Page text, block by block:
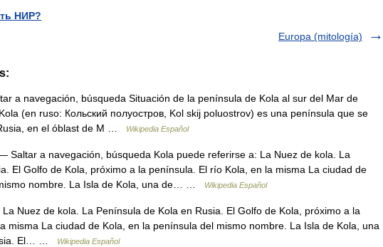
НИР?
Europa (mitología)
a navegación, búsqueda Situación de la península de Kola al sur del Mar de
(en ruso: Кольский полуостров, Kol skij poluostrov) es una península que se
en el óblast de M …
Wikipedia Español
Saltar a navegación, búsqueda Kola puede referirse a: La Nuez de kola. La
El Golfo de Kola, próximo a la península. El río Kola, en la misma La ciudad de
nombre. La Isla de Kola, una de… …
Wikipedia Español
Nuez de kola. La Península de Kola en Rusia. El Golfo de Kola, próximo a la
misma La ciudad de Kola, en la península del mismo nombre. La Isla de Kola, una
El… …
Wikipedia Español